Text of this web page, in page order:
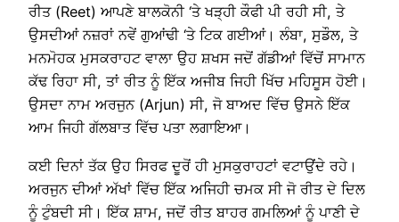
ਰੀਤ (Reet) ਆਪਣੇ ਬਾਲਕੋਨੀ ‘ਤੇ ਖੜ੍ਹੀ ਕੌਫੀ ਪੀ ਰਹੀ ਸੀ, ਤੇ
ਉਸਦੀਆਂ ਨਜ਼ਰਾਂ ਨਵੇਂ ਗੁਆਂਢੀ ‘ਤੇ ਟਿਕ ਗਈਆਂ। ਲੰਬਾ, ਸੁਡੌਲ, ਤੇ
ਮਨਮੋਹਕ ਮੁਸਕਰਾਹਟ ਵਾਲਾ ਉਹ ਸ਼ਖਸ ਜਦੋਂ ਗੱਡੀਆਂ ਵਿੱਚੋਂ ਸਾਮਾਨ
ਕੱਢ ਰਿਹਾ ਸੀ, ਤਾਂ ਰੀਤ ਨੂੰ ਇੱਕ ਅਜੀਬ ਜਿਹੀ ਖਿੱਚ ਮਹਿਸੂਸ ਹੋਈ।
ਉਸਦਾ ਨਾਮ ਅਰਜੁਨ (Arjun) ਸੀ, ਜੋ ਬਾਅਦ ਵਿੱਚ ਉਸਨੇ ਇੱਕ
ਆਮ ਜਿਹੀ ਗੱਲਬਾਤ ਵਿੱਚ ਪਤਾ ਲਗਾਇਆ।
ਕਈ ਦਿਨਾਂ ਤੱਕ ਉਹ ਸਿਰਫ ਦੂਰੋਂ ਹੀ ਮੁਸਕੁਰਾਹਟਾਂ ਵਟਾਉਂਦੇ ਰਹੇ।
ਅਰਜੁਨ ਦੀਆਂ ਅੱਖਾਂ ਵਿੱਚ ਇੱਕ ਅਜਿਹੀ ਚਮਕ ਸੀ ਜੋ ਰੀਤ ਦੇ ਦਿਲ
ਨੂੰ ਟੁੰਬਦੀ ਸੀ। ਇੱਕ ਸ਼ਾਮ, ਜਦੋਂ ਰੀਤ ਬਾਹਰ ਗਮਲਿਆਂ ਨੂੰ ਪਾਣੀ ਦੇ